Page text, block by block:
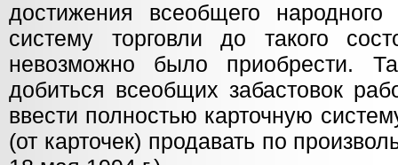
достижения всеобщего
систему торговли до такого
невозможно было приобрести.
добиться всеобщих забастовок
ввести полностью карточную
(от карточек) продавать по